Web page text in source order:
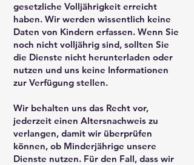
gesetzliche Volljährigkeit erreicht
haben. Wir werden wissentlich keine
Daten von Kindern erfassen. Wenn Sie
noch nicht volljährig sind, sollten Sie
die Dienste nicht herunterladen oder
nutzen und uns keine Informationen
zur Verfügung stellen.
Wir behalten uns das Recht vor,
jederzeit einen Altersnachweis zu
verlangen, damit wir überprüfen
können, ob Minderjährige unsere
Dienste nutzen. Für den Fall, dass wir